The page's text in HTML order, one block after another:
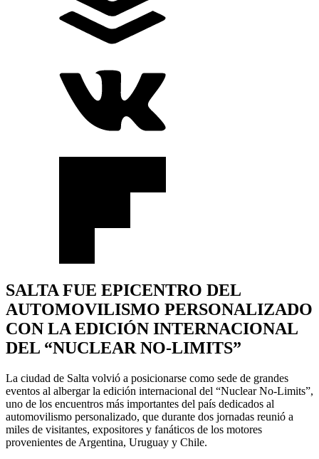
SALTA FUE EPICENTRO DEL
AUTOMOVILISMO PERSONALIZADO
CON LA EDICIÓN INTERNACIONAL
DEL “NUCLEAR NO-LIMITS”
La ciudad de Salta volvió a posicionarse como sede de grandes
eventos al albergar la edición internacional del “Nuclear No-Limits”,
uno de los encuentros más importantes del país dedicados al
automovilismo personalizado, que durante dos jornadas reunió a
miles de visitantes, expositores y fanáticos de los motores
provenientes de Argentina, Uruguay y Chile.